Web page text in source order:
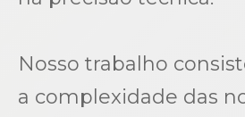
Nosso trabalho
a complexidade das